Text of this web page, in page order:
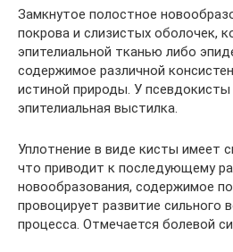
Замкнутое полостное
покрова и слизистых оболочек,
эпителиальной тканью либо
содержимое различной
истиной природы. У псевдокисты
эпителиальная выстилка.
Уплотнение в виде кисты имеет
что приводит к последующему
новообразования, содержимое
провоцирует развитие сильного
процесса. Отмечается болевой